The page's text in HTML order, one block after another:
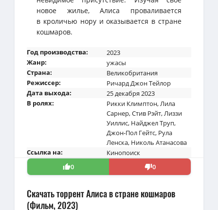
новое жилье, Алиса проваливается
в кроличью нору и оказывается в стране
кошмаров.
Год производства:
2023
Жанр:
ужасы
Страна:
Великобритания
Режиссер:
Ричард Джон Тейлор
Дата выхода:
25 декабря 2023
В ролях:
Рикки Климптон,Лила
Сарнер,Стив Рэйт,Лиззи
Уиллис, Найджел Труп,
Джон-Пол Гейтс, Рула
Ленска, Николь Атанасова
Ссылка на:
Кинопоиск
0
0
Скачать торрент Алиса в стране кошмаров
(Фильм, 2023)